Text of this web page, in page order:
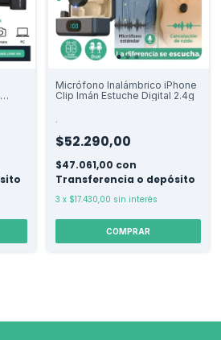
Micrófono Inalámbrico iPhone
Clip Imán Estuche Digital 2.4g
.
$52.290,00
$47.061,00 con
Transferencia o depósito
3 x $17.430,00 sin interés